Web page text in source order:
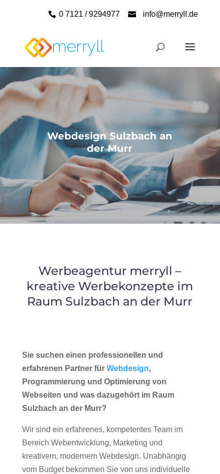
0 7121 / 9294977 info@merryll.de
Webdesign Sulzbach an
der Murr
Werbeagentur merryll –
kreative Werbekonzepte im
Raum Sulzbach an der Murr
Sie suchen einen professionellen und
erfahrenen Partner für Webdesign,
Programmierung und Optimierung von
Webseiten und was dazugehört im Raum
Sulzbach an der Murr?
Wir sind ein erfahrenes, kompetentes Team im
Bereich Webentwicklung, Marketing und
kreativem, modernem Webdesign. Unabhängig
vom Budget bekommen Sie von uns individuelle